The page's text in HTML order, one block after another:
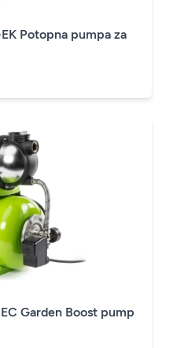
Potopna pumpa za
Garden Boost pump